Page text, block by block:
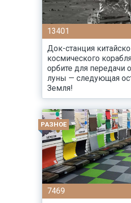
13401
Док-станция
космического
орбите для передачи
луны — следующая
Земля!
РАЗНОЕ
7469